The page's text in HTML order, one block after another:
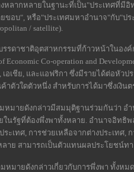
หลากหลายในฐานะที่เป็น"ประเทศที่มี
อบ", หรือ"ประเทศมหาอำนาจ"กับ"ประ
/ satellite).
รดาชาติอุตสาหกรรมที่ก้าวหน้าในอง
Economic Co-operation and
อเชีย, และแอฟริกา ซึ่งมีรายได้ต่อหัวป
ตัวใดตัวหนึ่ง สำหรับการได้มาซึ่งเงินต
หมายดังกล่าวมีสมมุติฐานร่วมกันว่า
ในรัฐที่ต้องพึ่งพาทั้งหลาย. อำนาจอิทธิ
ะเทศ, การช่วยเหลือจากต่างประเทศ,
าย สามารถเป็นตัวแทนผลประโยชน์ทา
หมายดังกล่าวเกี่ยวกับการพึ่งพา ทั้งห